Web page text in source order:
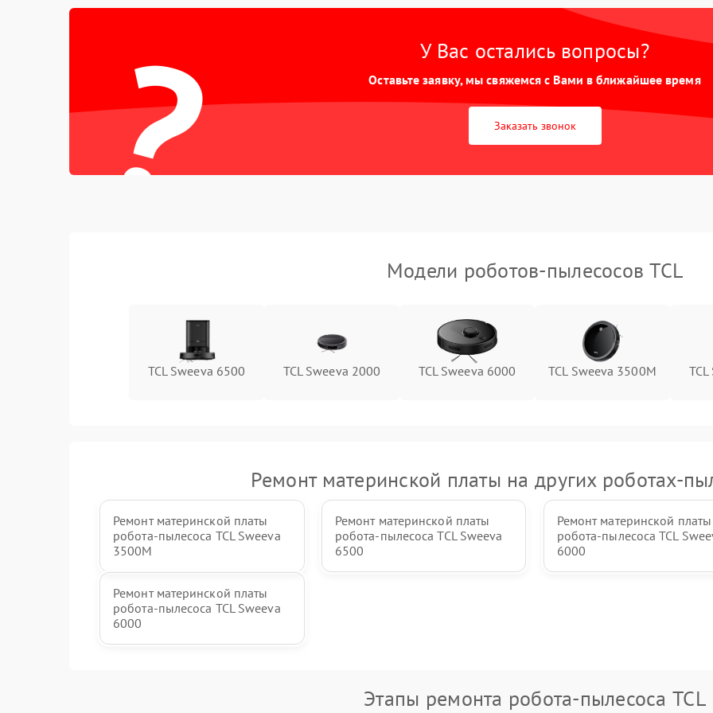
Проблемы с механикой
Режим работы
Программные сбои
? У Вас остались вопросы?
Оставьте заявку, мы свяжемся с Вами в ближайшее время
Заказать звонок
Модели роботов-пылесосов TCL
TCL Sweeva 6500 TCL Sweeva 2000 TCL Sweeva 6000 TCL Sweeva 3500M
Ремонт материнской платы на других роботах-
Ремонт материнской платы
робота-пылесоса TCL Sweeva
3500M
Ремонт материнской платы
робота-пылесоса TCL Sweeva
6500
Ремонт материнской платы
робота-пылесоса TCL
6000
Ремонт материнской платы
робота-пылесоса TCL Sweeva
6000
Этапы ремонта робота-пылесоса TCL